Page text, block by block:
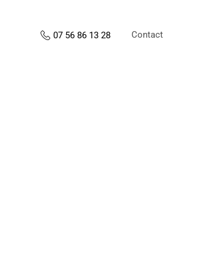
07 56 86 13 28 Contact